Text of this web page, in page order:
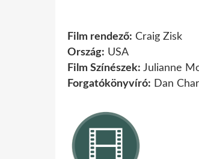
Film rendező: Craig Zisk
Ország: USA
Film Színészek: Julianne
Forgatókönyvíró: Dan